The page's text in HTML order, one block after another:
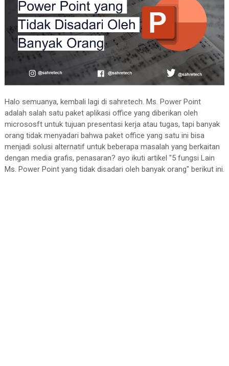
Halo semuanya, kembali lagi di sahretech. Ms. Power Point
adalah salah satu paket aplikasi office yang diberikan oleh
micrososft untuk tujuan presentasi kerja atau tugas, tapi banyak
orang tidak menyadari bahwa paket office yang satu ini bisa
menjadi solusi alternatif untuk beberapa masalah yang berkaitan
dengan media grafis, penasaran? ayo ikuti artikel "5 fungsi Lain
Ms. Power Point yang tidak disadari oleh banyak orang" berikut ini.